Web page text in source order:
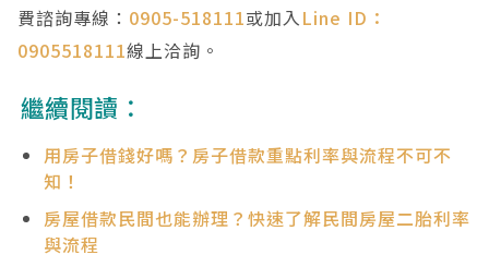
費諮詢專線： 0905-518111或加入Line ID：
0905518111線上洽詢。
繼續閱讀：
用房子借錢好嗎？房子借款重點利率與流程不可不
知！
房屋借款民間也能辦理？快速了解民間房屋二胎利率
與流程